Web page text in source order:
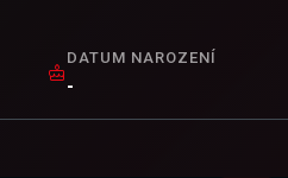
DATUM NAROZENÍ
-